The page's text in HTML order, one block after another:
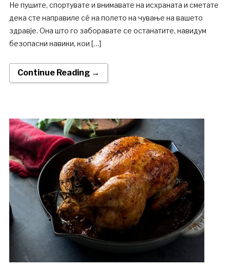
Не пушите, спортувате и внимавате на исхраната и сметате
дека сте направиле сé на полето на чување на вашето
здравје. Она што го заборавате се останатите, навидум
безопасни навики, кои […]
Continue Reading →